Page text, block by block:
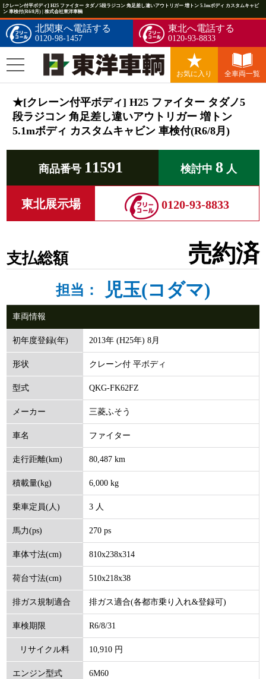
[クレーン付平ボディ] H25 ファイター タダノ5段ラジコン 角足差し違いアウトリガー 増トン 5.1mボディ カスタムキャビ
ン 車検付(R6/8月) | 株式会社東洋車輌
北関東へ電話する
0120-98-1457
東北へ電話する
0120-93-8833
お気に入り 全車両一覧
★[クレーン付平ボディ] H25 ファイター タダノ5
段ラジコン 角足差し違いアウトリガー 増トン
5.1mボディ カスタムキャビン 車検付(R6/8月)
商品番号 11591 検討中 8 人
東北展示場 0120-93-8833
支払総額 売約済
担当： 児玉(コダマ)
車両情報
初年度登録(年) 2013年 (H25年) 8月
形状 クレーン付 平ボディ
型式 QKG-FK62FZ
メーカー 三菱ふそう
車名 ファイター
走行距離(km) 80,487 km
積載量(kg) 6,000 kg
乗車定員(人) 3 人
馬力(ps) 270 ps
車体寸法(cm) 810x238x314
荷台寸法(cm) 510x218x38
排ガス規制適合 排ガス適合(各都市乗り入れ&登録可)
車検期限 R6/8/31
リサイクル料
(円)
10,910 円
エンジン型式 6M60